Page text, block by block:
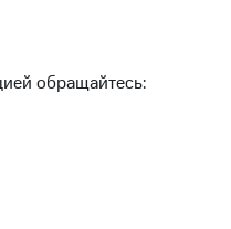
обращайтесь: